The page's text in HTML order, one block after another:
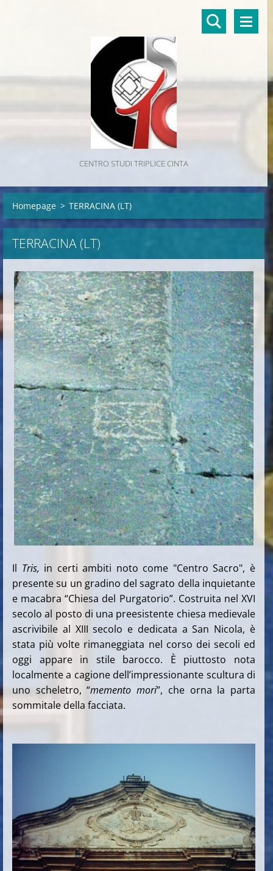
CENTRO STUDI TRIPLICE CINTA
Homepage > TERRACINA (LT)
TERRACINA (LT)
Il Tris, in certi ambiti noto come "Centro Sacro", è
presente su un gradino del sagrato della inquietante
e macabra “Chiesa del Purgatorio”. Costruita nel XVI
secolo al posto di una preesistente chiesa medievale
ascrivibile al XIII secolo e dedicata a San Nicola, è
stata più volte rimaneggiata nel corso dei secoli ed
oggi appare in stile barocco. È piuttosto nota
localmente a cagione dell’impressionante scultura di
uno scheletro, “memento mori”, che orna la parta
sommitale della facciata.